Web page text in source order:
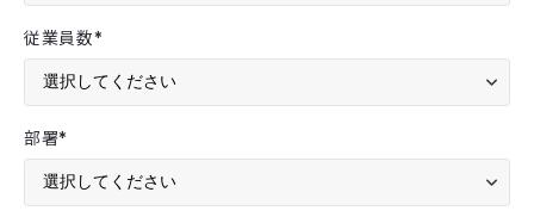
従業員数*
部署*